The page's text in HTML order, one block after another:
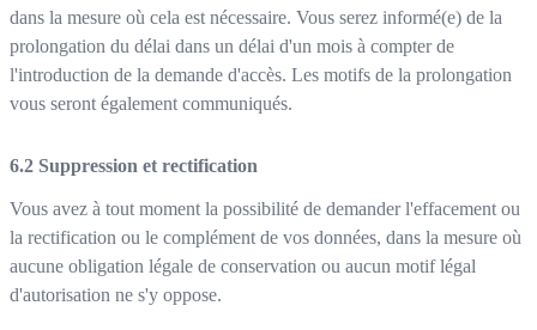
dans la mesure où cela est nécessaire. Vous serez informé(e) de la
prolongation du délai dans un délai d'un mois à compter de
l'introduction de la demande d'accès. Les motifs de la prolongation
vous seront également communiqués.
Suppression et rectification
Vous avez à tout moment la possibilité de demander l'effacement ou
la rectification ou le complément de vos données, dans la mesure où
aucune obligation légale de conservation ou aucun motif légal
d'autorisation ne s'y oppose.